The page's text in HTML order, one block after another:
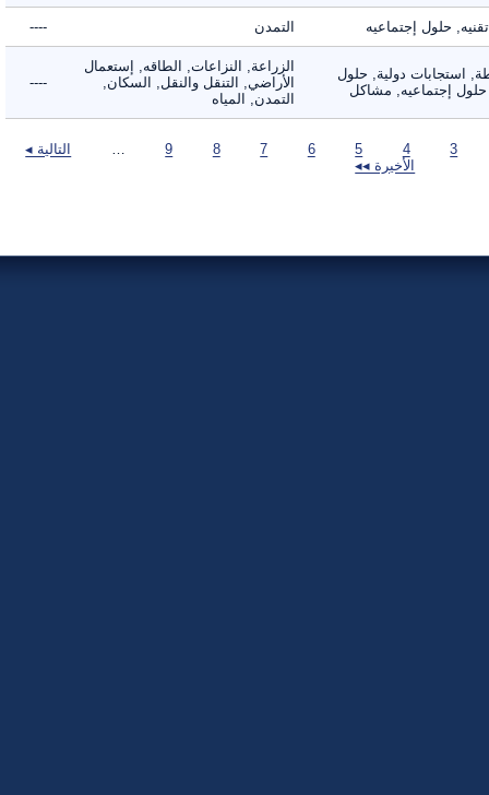
حلول إجتماعيه التمدن ----
استجابات دولية, حلول
إجتماعيه, مشاكل
الزراعة, النزاعات, الطاقه, إستعمال
الأراضي, التنقل والنقل, السكان,
التمدن, المياه
----
التالية ◂
الأخيرة ◂◂